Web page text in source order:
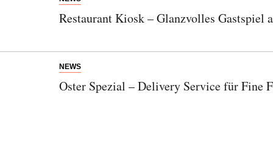
Restaurant Kiosk – Glanzvolles Gastspiel
NEWS
Oster Spezial – Delivery Service für Fine